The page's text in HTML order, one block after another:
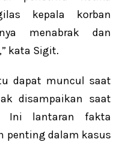
kepala korban
menabrak dan
kata Sigit.
dapat muncul saat
disampaikan saat
Ini lantaran fakta
penting dalam kasus